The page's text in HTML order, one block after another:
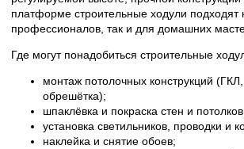
платформе строительные ходули подходят
профессионалов, так и для домашних
Где могут понадобиться строительные
монтаж потолочных конструкций
обрешётка);
шпаклёвка и покраска стен и
установка светильников, проводки и
наклейка и снятие обоев;